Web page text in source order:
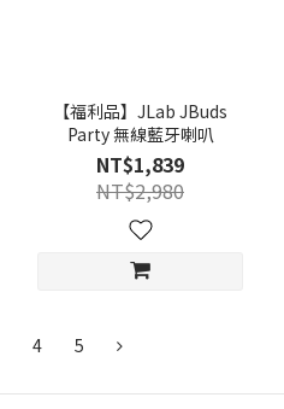
【福利品】JLab JBuds
Party 無線藍牙喇叭
NT$1,839
NT$2,980
4 5